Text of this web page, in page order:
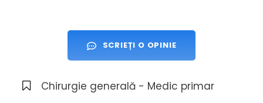
SCRIEȚI O OPINIE
Chirurgie generală - Medic primar